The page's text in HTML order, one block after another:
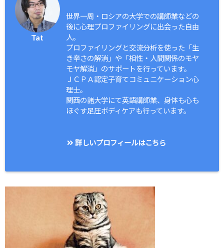
Tat
世界一周・ロシアの大学での講師業などの
後に心理プロファイリングに出会った自由
人。
プロファイリングと交流分析を使った「生
き辛さの解消」や「相性・人間関係のモヤ
モヤ解消」のサポートを行っています。
ＪＣＰＡ認定子育てコミュニケーション心
理士。
関西の諸大学にて英語講師業、身体も心も
ほぐす足圧ボディケアも行っています。
詳しいプロフィールはこちら